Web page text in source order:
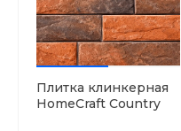
Плитка клинкерная
HomeCraft Country